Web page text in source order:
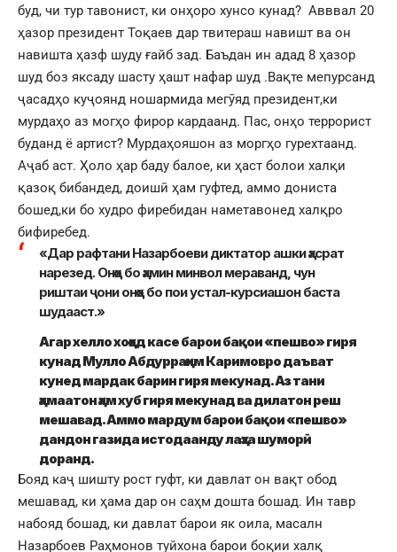
буд, чи тур тавонист, ки онҳоро хунсо кунад? Авввал 20
ҳазор президент Тоқаев дар твитераш навишт ва он
навишта ҳазф шуду ғайб зад. Баъдан ин адад 8 ҳазор
шуд боз яксаду шасту ҳашт нафар шуд .Вақте мепурсанд
ҷасадҳо куҷоянд ношармида мегӯяд президент,ки
мурдаҳо аз могҳо фирор кардаанд. Пас, онҳо террорист
буданд ё артист? Мурдаҳояшон аз моргҳо гурехтаанд.
Аҷаб аст. Ҳоло ҳар баду балое, ки ҳаст болои халқи
қазоқ бибандед, доишӣ ҳам гуфтед, аммо дониста
бошед,ки бо худро фиребидан наметавонед халқро
бифиребед.
«Дар рафтани Назарбоеви диктатор ашки ҳасрат
нарезед. Онҳо бо ҳамин минвол мераванд, чун
риштаи ҷони онҳо бо пои устал-курсиашон баста
шудааст.»
Агар хелло хоҳед касе барои бақои «пешво» гиря
кунад Мулло Абдурраҳим Каримовро даъват
кунед мардак барин гиря мекунад. Аз тани
ҳамаатон ҳам хуб гиря мекунад ва дилатон реш
мешавад. Аммо мардум барои бақои «пешво»
дандон газида истодаанду лаҳза шуморӣ
доранд.
Бояд каҷ шишту рост гуфт, ки давлат он вақт обод
мешавад, ки ҳама дар он саҳм дошта бошад. Ин тавр
набояд бошад, ки давлат барои як оила, масалн
Назарбоев Раҳмонов туйхона барои боқии халқ